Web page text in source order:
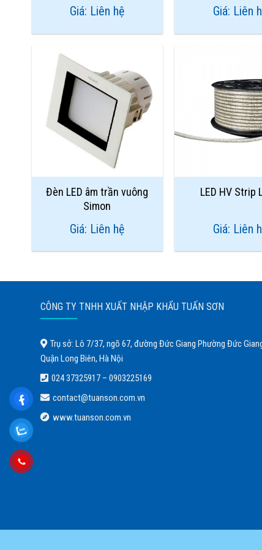
Giá: Liên hệ Giá: Liên
Add to
Wishlist
Đèn LED âm trần vuông
Simon
Giá: Liên hệ
LED HV Strip
Giá: Liên
CÔNG TY TNHH XUẤT NHẬP KHẨU TUẤN SƠN
Trụ sở: Lô 7/37, ngõ 67, đường Đức Giang Phường Đức
Quận Long Biên, Hà Nội
024 37325917– 0903225169
contact@tuanson.com.vn
www.tuanson.com.vn